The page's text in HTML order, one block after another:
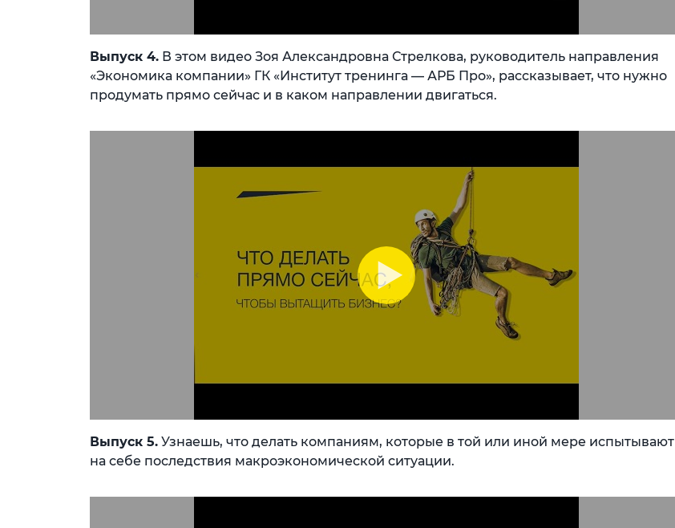
Выпуск 4. В этом видео Зоя Александровна Стрелкова, руководитель направления
«Экономика компании» ГК «Институт тренинга — АРБ Про», рассказывает, что нужно
продумать прямо сейчас и в каком направлении двигаться.
Выпуск 5. Узнаешь, что делать компаниям, которые в той или иной мере испытывают
на себе последствия макроэкономической ситуации.